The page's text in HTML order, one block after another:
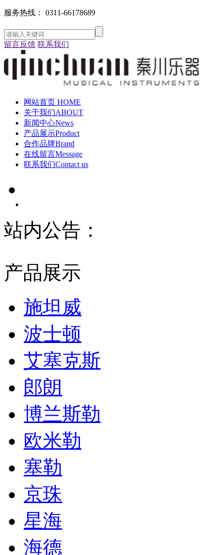
服务热线： 0311-66178689
留言反馈 联系我们
网站首页 HOME
关于我们ABOUT
新闻中心News
产品展示Product
合作品牌Brand
在线留言Message
联系我们Contact us
站内公告：
产品展示
施坦威
波士顿
艾塞克斯
郎朗
博兰斯勒
欧米勒
塞勒
京珠
星海
海德